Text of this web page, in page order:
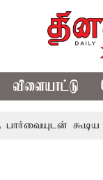
விளையாட்டு
கூடிய வேளாண்